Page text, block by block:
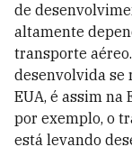
de
altamente
transporte
desenvolvida se
EUA, é assim na
por exemplo, o
está levando